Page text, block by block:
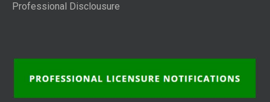
Professional Disclousure